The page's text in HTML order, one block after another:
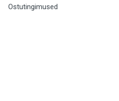
Ostutingimused